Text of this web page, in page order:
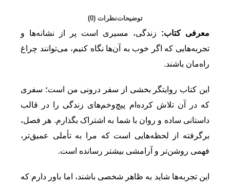
توضیحاتنظرات (0)
معرفی کتاب: زندگی، مسیری است پر از نشانه‌ها و
تجربه‌هایی که اگر خوب به آن‌ها نگاه کنیم، می‌توانند چراغ
راه‌مان باشند.
این کتاب روایتگر بخشی از سفر درونی من است؛ سفری
که در آن تلاش کرده‌ام پیچ‌وخم‌های زندگی را در قالب
داستانی ساده و روان با شما به اشتراک بگذارم. هر فصل،
برگرفته از لحظه‌هایی است که مرا به تأملی عمیق‌تر،
فهمی روشن‌تر و آرامشی بیشتر رسانده است.
این تجربه‌ها شاید به ظاهر شخصی باشند، اما باور دارم که